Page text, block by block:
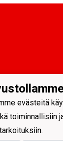
Nuorissa on
evästeitä
toiminnallisiin
tarkoituksiin.